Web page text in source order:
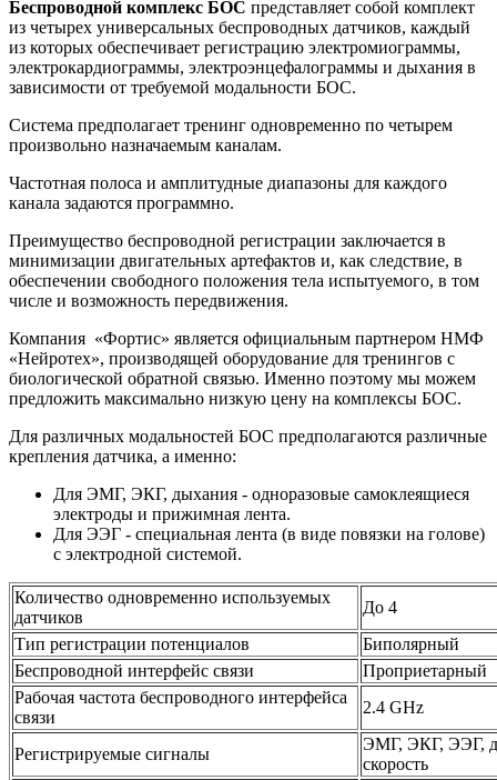
Беспроводной комплекс БОС представляет собой комплект
из четырех универсальных беспроводных датчиков, каждый
из которых обеспечивает регистрацию электромиограммы,
электрокардиограммы, электроэнцефалограммы и дыхания в
зависимости от требуемой модальности БОС.
Система предполагает тренинг одновременно по четырем
произвольно назначаемым каналам.
Частотная полоса и амплитудные диапазоны для каждого
канала задаются программно.
Преимущество беспроводной регистрации заключается в
минимизации двигательных артефактов и, как следствие, в
обеспечении свободного положения тела испытуемого, в том
числе и возможность передвижения.
Компания «Фортис» является официальным партнером НМФ
«Нейротех», производящей оборудование для тренингов с
биологической обратной связью. Именно поэтому мы можем
предложить максимально низкую цену на комплексы БОС.
Для различных модальностей БОС предполагаются различные
крепления датчика, а именно:
Для ЭМГ, ЭКГ, дыхания - одноразовые самоклеящиеся
электроды и прижимная лента.
Для ЭЭГ - специальная лента (в виде повязки на голове)
с электродной системой.
Количество одновременно используемых
датчиков
До 4
Тип регистрации потенциалов
Биполярный
Беспроводной интерфейс связи
Проприетарный
Рабочая частота беспроводного интерфейса
связи
2.4 GHz
Регистрируемые сигналы
ЭМГ, ЭКГ, ЭЭГ,
скорость